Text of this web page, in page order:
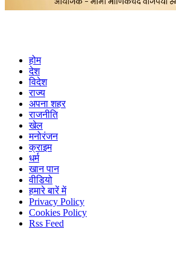
होम
देश
विदेश
राज्य
अपना शहर
राजनीति
खेल
मनोरंजन
क्राइम
धर्म
खान पान
वीडियो
हमारे बारें में
Privacy Policy
Cookies Policy
Rss Feed